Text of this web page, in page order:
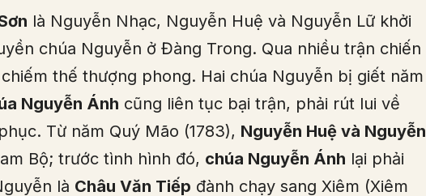
là Nguyễn Nhạc, Nguyễn Huệ và Nguyễn Lữ khởi
chúa Nguyễn ở Đàng Trong. Qua nhiều trận chiến
thế thượng phong. Hai chúa Nguyễn bị giết năm
Nguyễn Ánh cũng liên tục bại trận, phải rút lui về
Từ năm Quý Mão (1783), Nguyễn Huệ và Nguyễn
Bộ; trước tình hình đó, chúa Nguyễn Ánh lại phải
là Châu Văn Tiếp đành chạy sang Xiêm (Xiêm